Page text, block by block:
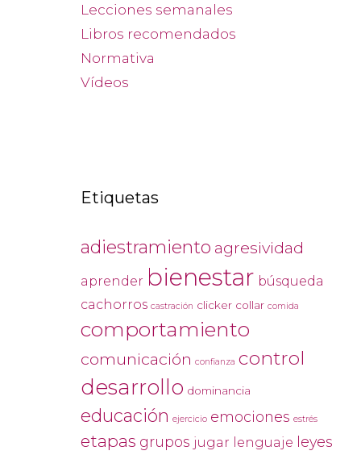
Lecciones semanales
Libros recomendados
Normativa
Vídeos
Etiquetas
adiestramiento agresividad
aprender bienestar búsqueda
cachorros castración clicker collar comida
comportamiento
comunicación confianza control
desarrollo dominancia
educación ejercicio emociones estrés
etapas grupos jugar lenguaje leyes